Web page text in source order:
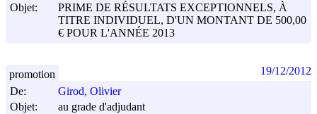
Objet:
PRIME DE RÉSULTATS EXCEPTIONNELS, À
TITRE INDIVIDUEL, D'UN MONTANT DE 500,00
€ POUR L'ANNÉE 2013
De:
Girod, Olivier
Objet:
au grade d'adjudant
promotion 19/12/2012